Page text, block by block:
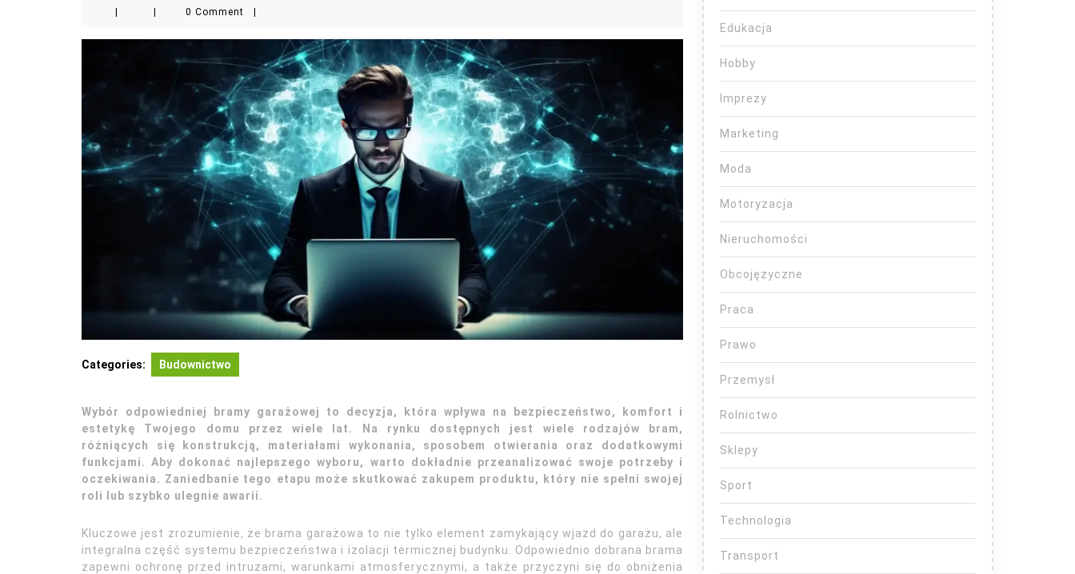
0 Comment
Categories: Budownictwo
Wybór odpowiedniej bramy garażowej to decyzja, która wpływa na bezpieczeństwo, komfort i
estetykę Twojego domu przez wiele lat. Na rynku dostępnych jest wiele rodzajów bram,
różniących się konstrukcją, materiałami wykonania, sposobem otwierania oraz dodatkowymi
funkcjami. Aby dokonać najlepszego wyboru, warto dokładnie przeanalizować swoje potrzeby i
oczekiwania. Zaniedbanie tego etapu może skutkować zakupem produktu, który nie spełni swojej
roli lub szybko ulegnie awarii.
Kluczowe jest zrozumienie, że brama garażowa to nie tylko element zamykający wjazd do garażu, ale
integralna część systemu bezpieczeństwa i izolacji termicznej budynku. Odpowiednio dobrana brama
zapewni ochronę przed intruzami, warunkami atmosferycznymi, a także przyczyni się do obniżenia
Edukacja
Hobby
Imprezy
Marketing
Moda
Motoryzacja
Nieruchomości
Obcojęzyczne
Praca
Prawo
Przemysł
Rolnictwo
Sklepy
Sport
Technologia
Transport